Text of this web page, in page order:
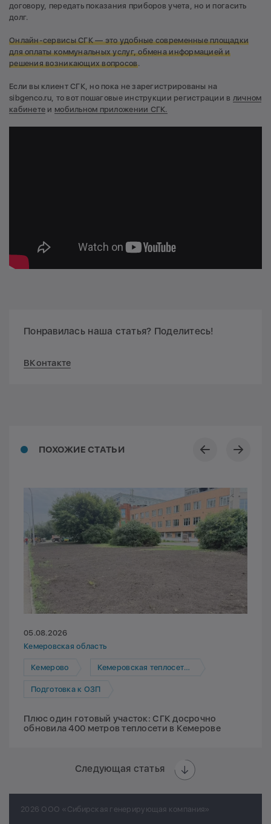
договору, передать показания приборов учета, но и погасить
долг.
Онлайн-сервисы СГК — это удобные современные площадки
для оплаты коммунальных услуг, обмена информацией и
решения возникающих вопросов.
Если вы клиент СГК, но пока не зарегистрированы на
sibgenco.ru, то вот пошаговые инструкции регистрации в личном
кабинете и мобильном приложении СГК.
Понравилась наша статья? Поделитесь!
ВКонтакте
ПОХОЖИЕ СТАТЬИ
05.08.2026
Кемеровская область
Кемерово Кемеровская теплосетевая компания
Подготовка к ОЗП
Плюс один готовый участок: СГК досрочно
обновила 400 метров теплосети в Кемерове
Следующая статья
2026 ООО «Сибирская генерирующая компания»